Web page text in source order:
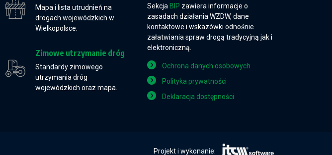
Mapa i lista utrudnień na
drogach wojewódzkich w
Wielkopolsce.
Zimowe utrzymanie dróg
Standardy zimowego
utrzymania dróg
wojewódzkich oraz mapa.
Sekcja BIP zawiera informacje o
zasadach działania WZDW, dane
kontaktowe i wskazówki odnośnie
załatwiania spraw drogą tradycyjną jak i
elektroniczną.
Ochrona danych osobowych
Polityka prywatności
Deklaracja dostępności
Projekt i wykonanie: